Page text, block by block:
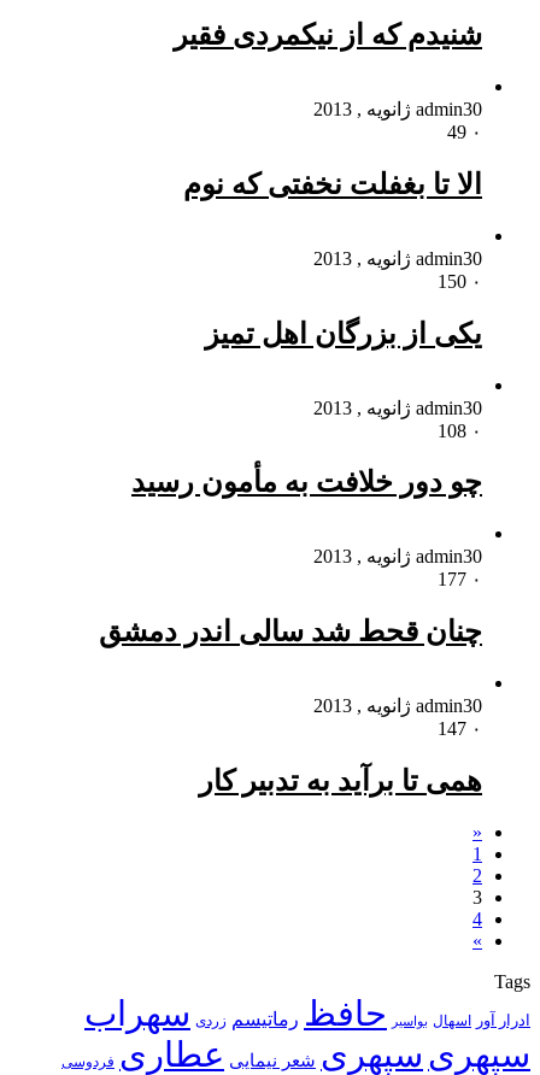
شنیدم که از نیکمردی فقیر
admin30 ژانویه , 2013
۰
الا تا بغفلت نخفتی که نوم
admin30 ژانویه , 2013
۰
یکی از بزرگان اهل تمیز
admin30 ژانویه , 2013
۰
چو دور خلافت به مأمون رسید
admin30 ژانویه , 2013
۰
چنان قحط شد سالی اندر دمشق
admin30 ژانویه , 2013
۰
همی تا برآید به تدبیر کار
«
1
2
3
4
»
Tags
ادرار آور اسهال بواسیر حافظ رماتیسم زردی سهراب
سپهری سپهری شعر نیمایی عطاری فردوسی